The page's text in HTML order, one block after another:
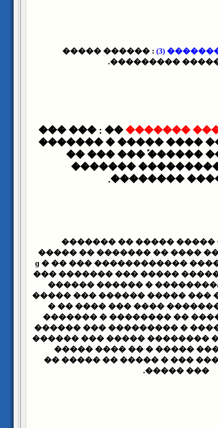
-
: ������ �����
��������
�����
�� : ��� ���
�� ������� ��� ����
������֡ ��� ��� ��
���� �� ��
�������� ��
������� ����� ����� ��
�������� ������ ���� ��
������� �� ������� �������ɡ � �� ��� �����
��� ������� ��� �����
������ ������ �
����� ��� ������ ����� ���
� �� ���� ��� ����
������� � �������� ��
������ ��� ��������� �
������ ��� ����� ��������
����� ���� ��� �����ѡ � �� ���� �����
������� �� ����� ��� �
��� �����.